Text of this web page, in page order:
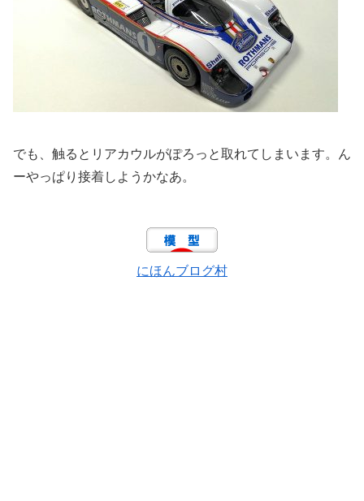
でも、触るとリアカウルがぽろっと取れてしまいます。ん
ーやっぱり接着しようかなあ。
にほんブログ村